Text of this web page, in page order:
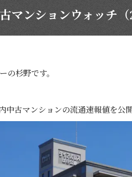
マンションウォッチ（
の杉野です。
中古マンションの流通速報値を公